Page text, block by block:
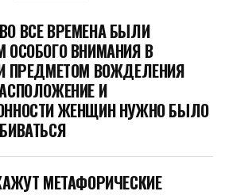
ВСЕ ВРЕМЕНА БЫЛИ
ОСОБОГО ВНИМАНИЯ В
ПРЕДМЕТОМ ВОЖДЕЛЕНИЯ
И
ЖЕНЩИН НУЖНО БЫЛО
МЕТАФОРИЧЕСКИЕ